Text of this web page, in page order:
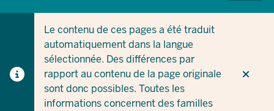
Le contenu de ces pages a été traduit
automatiquement dans la langue
sélectionnée. Des différences par
rapport au contenu de la page originale
sont donc possibles. Toutes les
informations concernent des familles